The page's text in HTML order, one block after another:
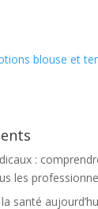
blouse et
:
les
santé